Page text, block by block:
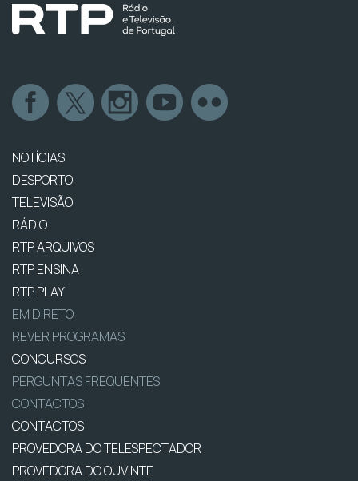
NOTÍCIAS
DESPORTO
TELEVISÃO
RÁDIO
RTP ARQUIVOS
RTP ENSINA
RTP PLAY
EM DIRETO
REVER PROGRAMAS
CONCURSOS
PERGUNTAS FREQUENTES
CONTACTOS
CONTACTOS
PROVEDORA DO TELESPECTADOR
PROVEDORA DO OUVINTE